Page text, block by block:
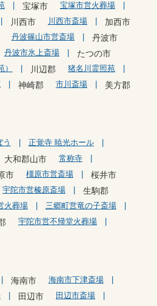
宝塚市 宝塚市営火葬場
川西市 川西市斎場 加西市
丹波篠山市営斎場 丹波市
丹波市氷上斎場 たつの市
川辺郡 猪名川霊照苑
神崎郡 市川斎場 美方郡
正覚寺 暁光ホール
大和郡山市
常称寺
市 橿原市営斎場 桜井市
宇陀市営榛原斎場 生駒郡
火葬場
三郷町営竜の子斎場
宇陀市営不帰堂火葬場
海南市 海南市下津斎場
田辺市 田辺市斎場